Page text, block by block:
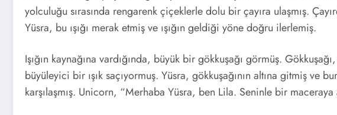
yolculuğu sırasında rengarenk çiçeklerle dolu bir çayıra ulaşmış.
Yüsra, bu ışığı merak etmiş ve ışığın geldiği yöne doğru ilerlemiş.
Işığın kaynağına vardığında, büyük bir gökkuşağı görmüş.
büyüleyici bir ışık saçıyormuş. Yüsra, gökkuşağının altına gitmiş ve
karşılaşmış. Unicorn, “Merhaba Yüsra, ben Lila. Seninle bir